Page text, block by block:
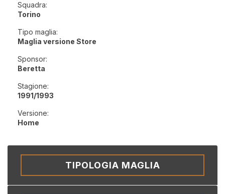
Squadra:
Torino
Tipo maglia:
Maglia versione Store
Sponsor:
Beretta
Stagione:
1991/1993
Versione:
Home
TIPOLOGIA MAGLIA